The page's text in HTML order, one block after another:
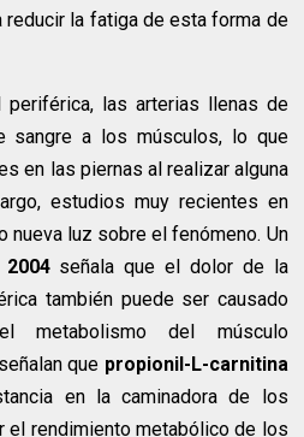
la fatiga de esta forma de
periférica, las arterias llenas de
sangre a los músculos, lo que
en las piernas al realizar alguna
estudios muy recientes en
nueva luz sobre el fenómeno. Un
señala que el dolor de la
también puede ser causado
metabolismo del músculo
que propionil-L-carnitina
en la caminadora de los
el rendimiento metabólico de los